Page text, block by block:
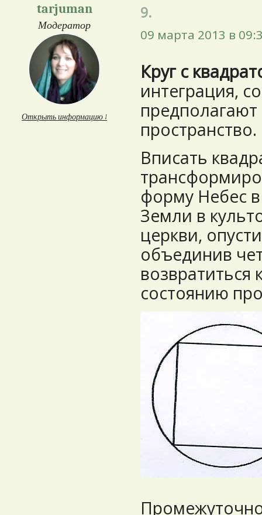
tarjuman
Модератор
Открыть информацию ↓
9.
09 марта 2013 в
Круг с
интеграция,
предполагают
пространство.
Вписать
форму Небес
Земли в
церкви,
объединив
возвратиться
состоянию